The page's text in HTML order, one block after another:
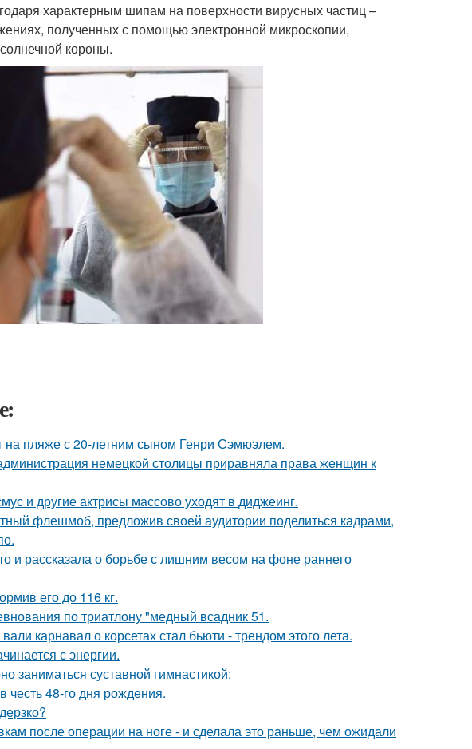
характерным шипам на поверхности вирусных частиц –
полученных с помощью электронной микроскопии,
короны.
на пляже с 20-летним сыном Генри Сэмюэлем.
немецкой столицы приравняла права женщин к
и другие актрисы массово уходят в диджеинг.
флешмоб, предложив своей аудитории поделиться кадрами,
и рассказала о борьбе с лишним весом на фоне раннего
его до 116 кг.
по триатлону "медный всадник 51.
карнавал о корсетах стал бьюти - трендом этого лета.
с энергии.
заниматься суставной гимнастикой:
48-го дня рождения.
после операции на ноге - и сделала это раньше, чем ожидали